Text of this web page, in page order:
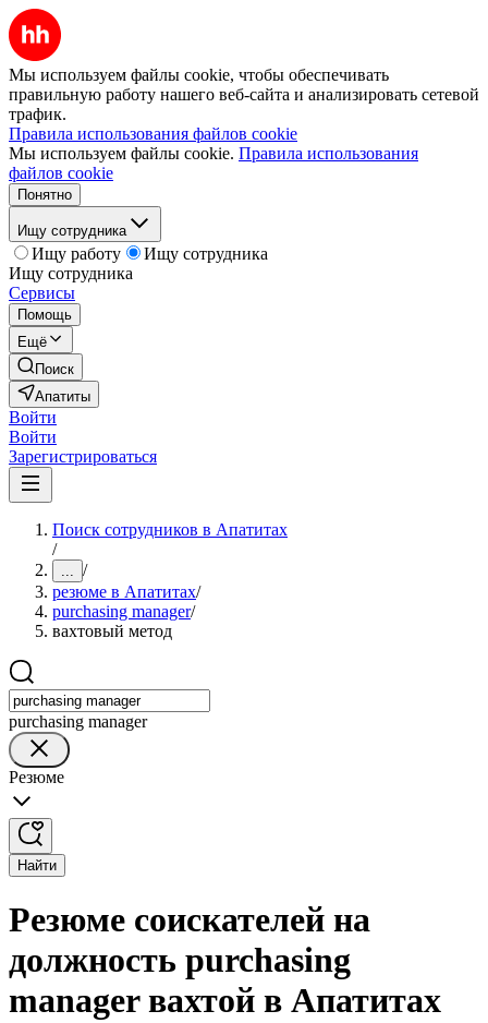
Мы используем файлы cookie, чтобы обеспечивать
правильную работу нашего веб-сайта и анализировать сетевой
трафик.
Правила использования файлов cookie
Мы используем файлы cookie. Правила использования
файлов cookie
Понятно
Ищу сотрудника
Ищу работу
Ищу сотрудника
Ищу сотрудника
Сервисы
Помощь
Ещё
Поиск
Апатиты
Войти
Войти
Зарегистрироваться
Поиск сотрудников в Апатитах
/
... /
резюме в Апатитах/
purchasing manager/
вахтовый метод
purchasing manager
Резюме
Найти
Резюме соискателей на
должность purchasing
manager вахтой в Апатитах